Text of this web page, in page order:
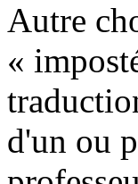
Autre
«
d'un ou